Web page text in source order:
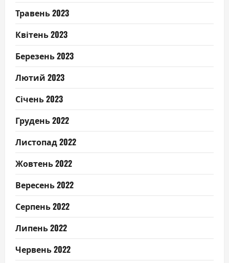
Травень 2023
Квітень 2023
Березень 2023
Лютий 2023
Січень 2023
Грудень 2022
Листопад 2022
Жовтень 2022
Вересень 2022
Серпень 2022
Липень 2022
Червень 2022